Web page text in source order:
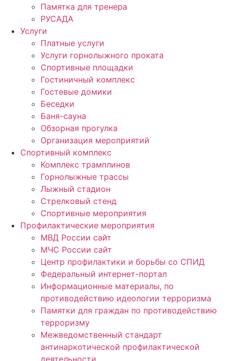
Памятка для тренера
РУСАДА
Услуги
Платные услуги
Услуги горнолыжного проката
Спортивные площадки
Гостиничный комплекс
Гостевые домики
Беседки
Баня-сауна
Обзорная прогулка
Организация мероприятий
Спортивный комплекс
Комплекс трамплинов
Горнолыжные трассы
Лыжный стадион
Стрелковый стенд
Спортивные мероприятия
Профилактические мероприятия
МВД России сайт
МЧС России сайт
Центр профилактики и борьбы со СПИД
Федеральный интернет-портал
Информационные материалы, по
противодействию идеологии терроризма
Памятки для граждан по противодействию
терроризму
Межведомственный стандарт
антинаркотической профилактической
деятельности